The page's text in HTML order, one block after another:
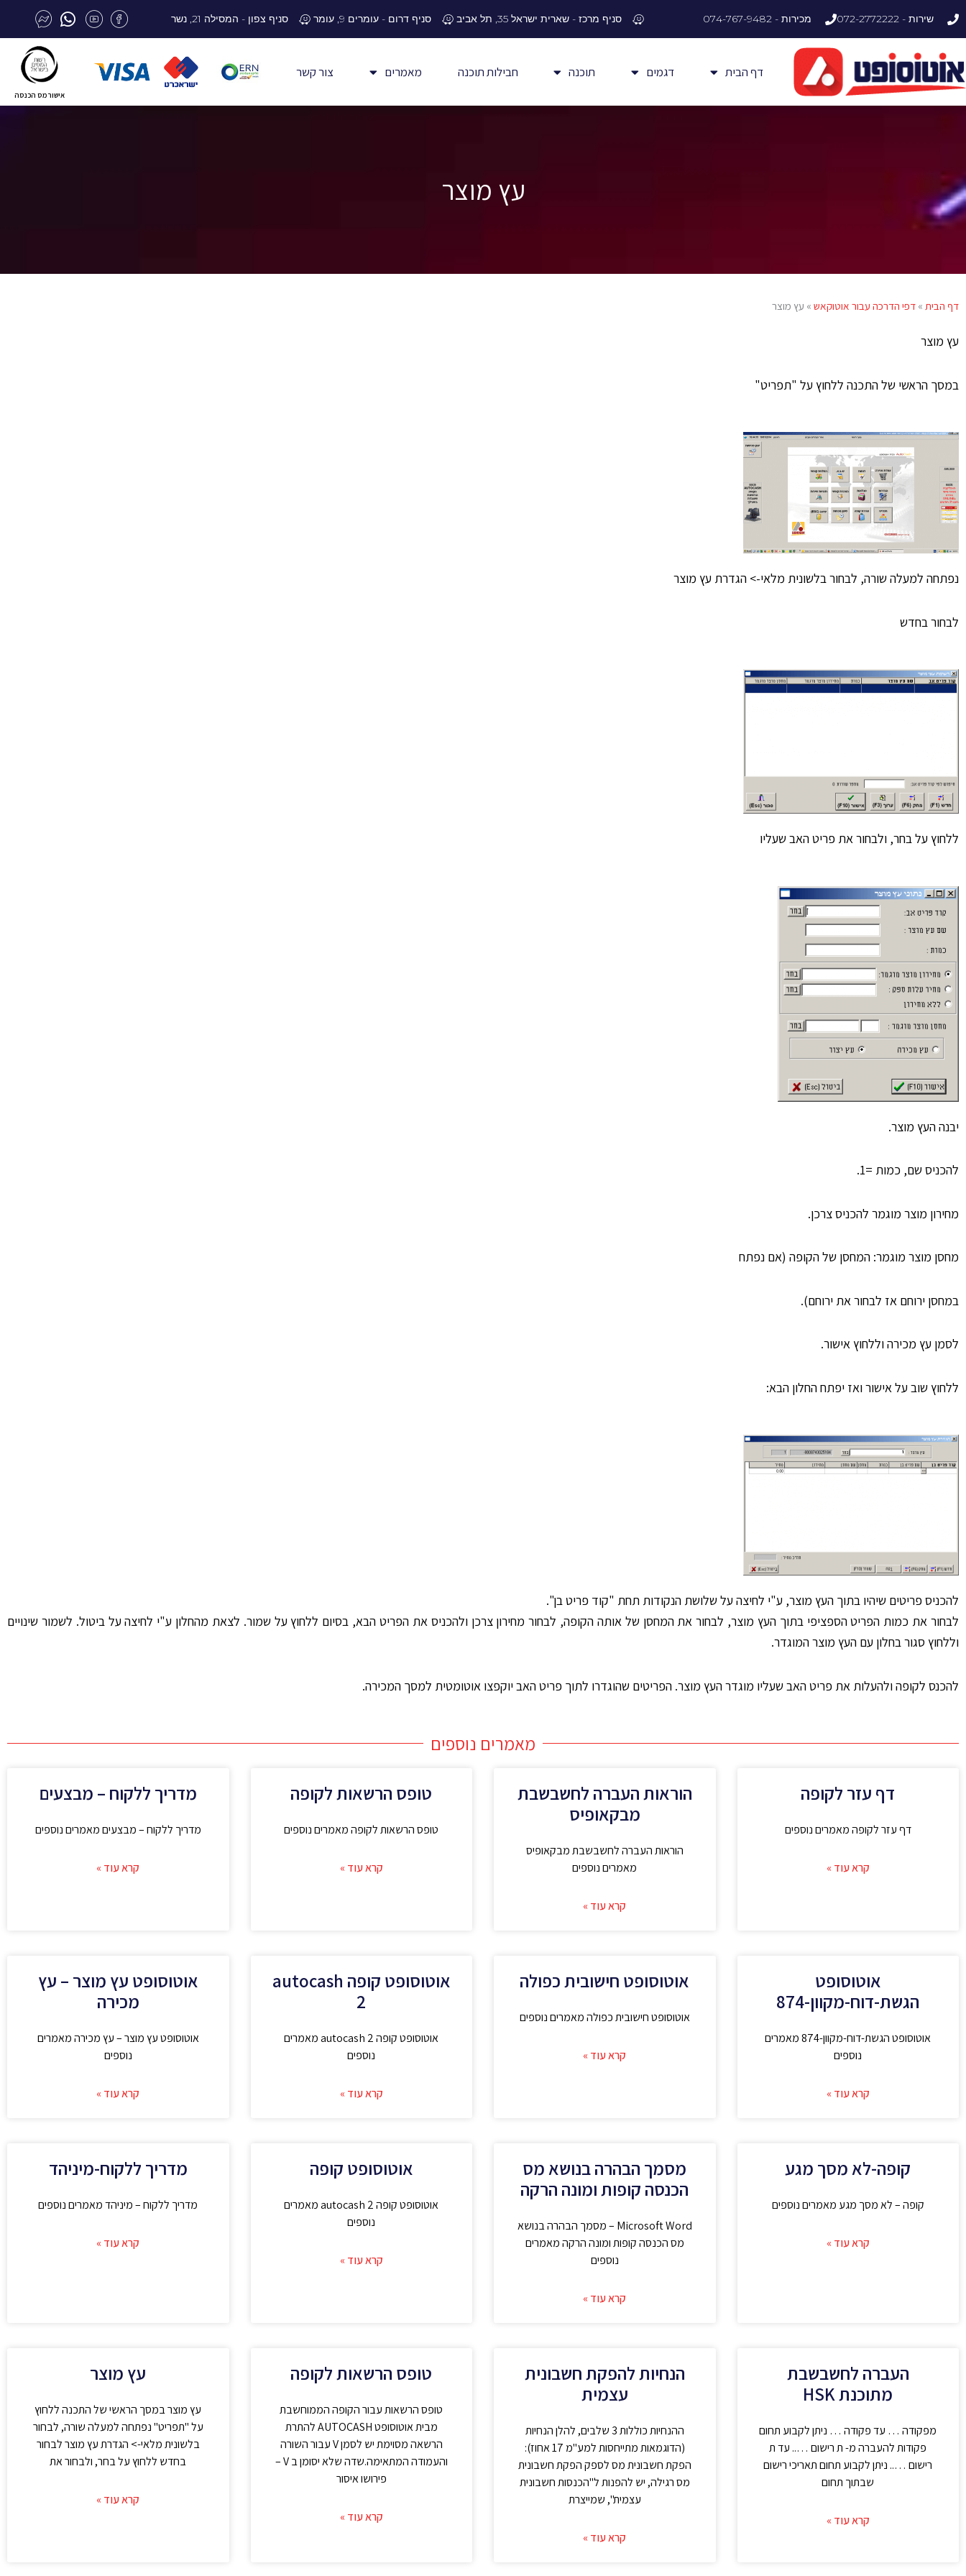
דילוג
לתוכן
שירות - 072-2772222 מכירות - 074-767-9482 סניף מרכז - שארית ישראל 35, תל אביב סניף דרום - עומרים 9, עומר סניף צפון - המסילה 21, נשר
דף הבית דגמים תוכנה חבילות תוכנה מאמרים צור קשר
אישור מס הכנסה
עץ מוצר
דף הבית » דפי הדרכה עבור אוטוקאש » עץ מוצר
עץ מוצר
במסך הראשי של התכנה ללחוץ על "תפריט"
נפתחה למעלה שורה, לבחור בלשונית מלאי-> הגדרת עץ מוצר
לבחור בחדש
ללחוץ על בחר, ולבחור את פריט האב שעליו
יבנה העץ מוצר.
להכניס שם, כמות =1.
מחירון מוצר מוגמר להכניס צרכן.
מחסן מוצר מוגמר: המחסן של הקופה (אם נפתח
במחסן ירוחם אז לבחור את ירוחם).
לסמן עץ מכירה וללחוץ אישור.
ללחוץ שוב על אישור ואז יפתח החלון הבא:
להכניס פריטים שיהיו בתוך העץ מוצר, ע"י לחיצה על שלושת הנקודות תחת "קוד פריט בן".
לבחור את כמות הפריט הספציפי בתוך העץ מוצר, לבחור את המחסן של אותה הקופה, לבחור מחירון צרכן ולהכניס את הפריט הבא, בסיום ללחוץ על שמור. לצאת מהחלון ע"י לחיצה על ביטול. לשמור שינויים
וללחוץ סגור בחלון עם העץ מוצר המוגדר.
להכנס לקופה ולהעלות את פריט האב שעליו מוגדר העץ מוצר. הפריטים שהוגדרו לתוך פריט האב יוקפצו אוטומטית למסך המכירה.
מאמרים נוספים
דף עזר לקופה
דף עזר לקופה מאמרים נוספים
קרא עוד »
הוראות העברה לחשבשבת
מבקאופיס
הוראות העברה לחשבשבת מבקאופיס
מאמרים נוספים
קרא עוד »
טופס הרשאות לקופה
טופס הרשאות לקופה מאמרים נוספים
קרא עוד »
מדריך ללקוח – מבצעים
מדריך ללקוח – מבצעים מאמרים נוספים
קרא עוד »
אוטוסופט
הגשת-דוח-מקוון-874
אוטוסופט הגשת-דוח-מקוון-874 מאמרים
נוספים
קרא עוד »
אוטוסופט חישובית כפולה
אוטוסופט חישובית כפולה מאמרים נוספים
קרא עוד »
אוטוסופט קופה autocash
2
אוטוסופט קופה autocash 2 מאמרים
נוספים
קרא עוד »
אוטוסופט עץ מוצר – עץ
מכירה
אוטוסופט עץ מוצר – עץ מכירה מאמרים
נוספים
קרא עוד »
קופה-לא מסך מגע
קופה – לא מסך מגע מאמרים נוספים
קרא עוד »
מסמך הבהרה בנושא מס
הכנסה קופות ומונה הרקה
Microsoft Word – מסמך הבהרה בנושא
מס הכנסה קופות ומונה הרקה מאמרים
נוספים
קרא עוד »
אוטוסופט קופה
אוטוסופט קופה autocash 2 מאמרים
נוספים
קרא עוד »
מדריך ללקוח-מיניהד
מדריך ללקוח – מיניהד מאמרים נוספים
קרא עוד »
העברה לחשבשבת
מתוכנת HSK
מפקודה … עד פקודה … ניתן לקבוע תחום
פקודות להעברה מ- ת רישום ….. עד ת
רישום ….. ניתן לקבוע תחום תאריכי רישום
שבתוך תחום
קרא עוד »
הנחיות להפקת חשבונית
עצמית
ההנחיות כוללות 3 שלבים, להלן הנחיות
(הדוגמאות מתייחסות למע"מ 17 אחוז):
הפקת חשבונית מס לספק הפקת חשבונית
מס רגילה, יש להפנות ל"הכנסות חשבונית
עצמית", שמייצרת
קרא עוד »
טופס הרשאות לקופה
טופס הרשאות עבור הקופה הממוחשבת
מבית אוטוסופט AUTOCASH להתרת
הרשאה מסוימת יש לסמן V עבור השורה
והעמודה המתאימה.שדה שלא יסומן ב V –
פירושו איסור
קרא עוד »
עץ מוצר
עץ מוצר במסך הראשי של התכנה ללחוץ
על "תפריט" נפתחה למעלה שורה, לבחור
בלשונית מלאי-> הגדרת עץ מוצר לבחור
בחדש ללחוץ על בחר, ולבחור את
קרא עוד »